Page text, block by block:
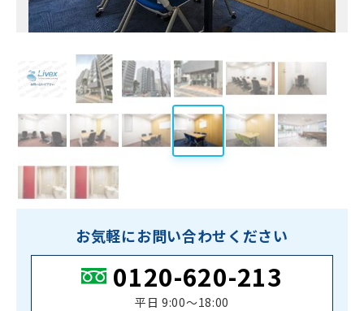
お気軽にお問い合わせください
0120-620-213
平日 9:00〜18:00